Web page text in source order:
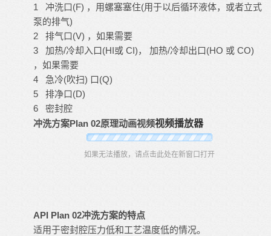
1 冲洗口(F) ，用螺塞塞住(用于以后循环液体，或者立式
泵的排气)
2 排气口(V) ，如果需要
3 加热/冷却入口(HI或 CI)， 加热/冷却出口(HO 或 CO)
，如果需要
4 急冷(吹扫) 口(Q)
5 排净口(D)
6 密封腔
冲洗方案Plan 02原理动画视频视频播放器
如果无法播放，请点击此处在新窗口打开
API Plan 02冲洗方案的特点
适用于密封腔压力低和工艺温度低的情况。